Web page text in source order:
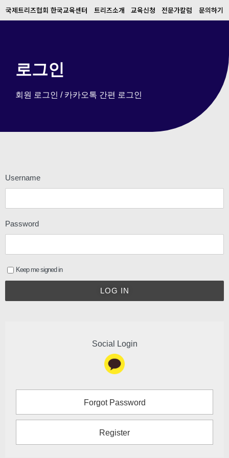
국제트리즈협회 한국교육센터 트리즈소개 교육신청 전문가칼럼 문의하기
로그인
회원 로그인 / 카카오톡 간편 로그인
Username
Password
Keep me signed in
LOG IN
Social Login
Forgot Password
Register